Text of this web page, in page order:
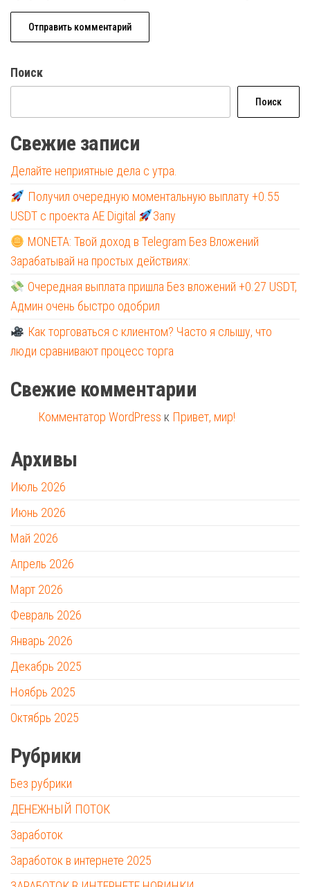
Поиск
Поиск
Свежие записи
Делайте неприятные дела с утра.
Получил очередную моментальную выплату +0.55
USDT с проекта AE Digital
Запу
MONETA: Твой доход в Telegram Без Вложений
Зарабатывай на простых действиях:
Очередная выплата пришла Без вложений +0.27 USDT,
Админ очень быстро одобрил
Как торговаться с клиентом? Часто я слышу, что
люди сравнивают процесс торга
Свежие комментарии
Комментатор WordPress к Привет, мир!
Архивы
Июль 2026
Июнь 2026
Май 2026
Апрель 2026
Март 2026
Февраль 2026
Январь 2026
Декабрь 2025
Ноябрь 2025
Октябрь 2025
Рубрики
Без рубрики
ДЕНЕЖНЫЙ ПОТОК
Заработок
Заработок в интернете 2025